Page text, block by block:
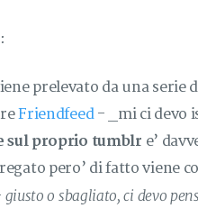
prelevato da una serie
Friendfeed- _mi ci devo
sul proprio tumblr e’
pero’ di fatto viene
giusto o sbagliato, ci devo